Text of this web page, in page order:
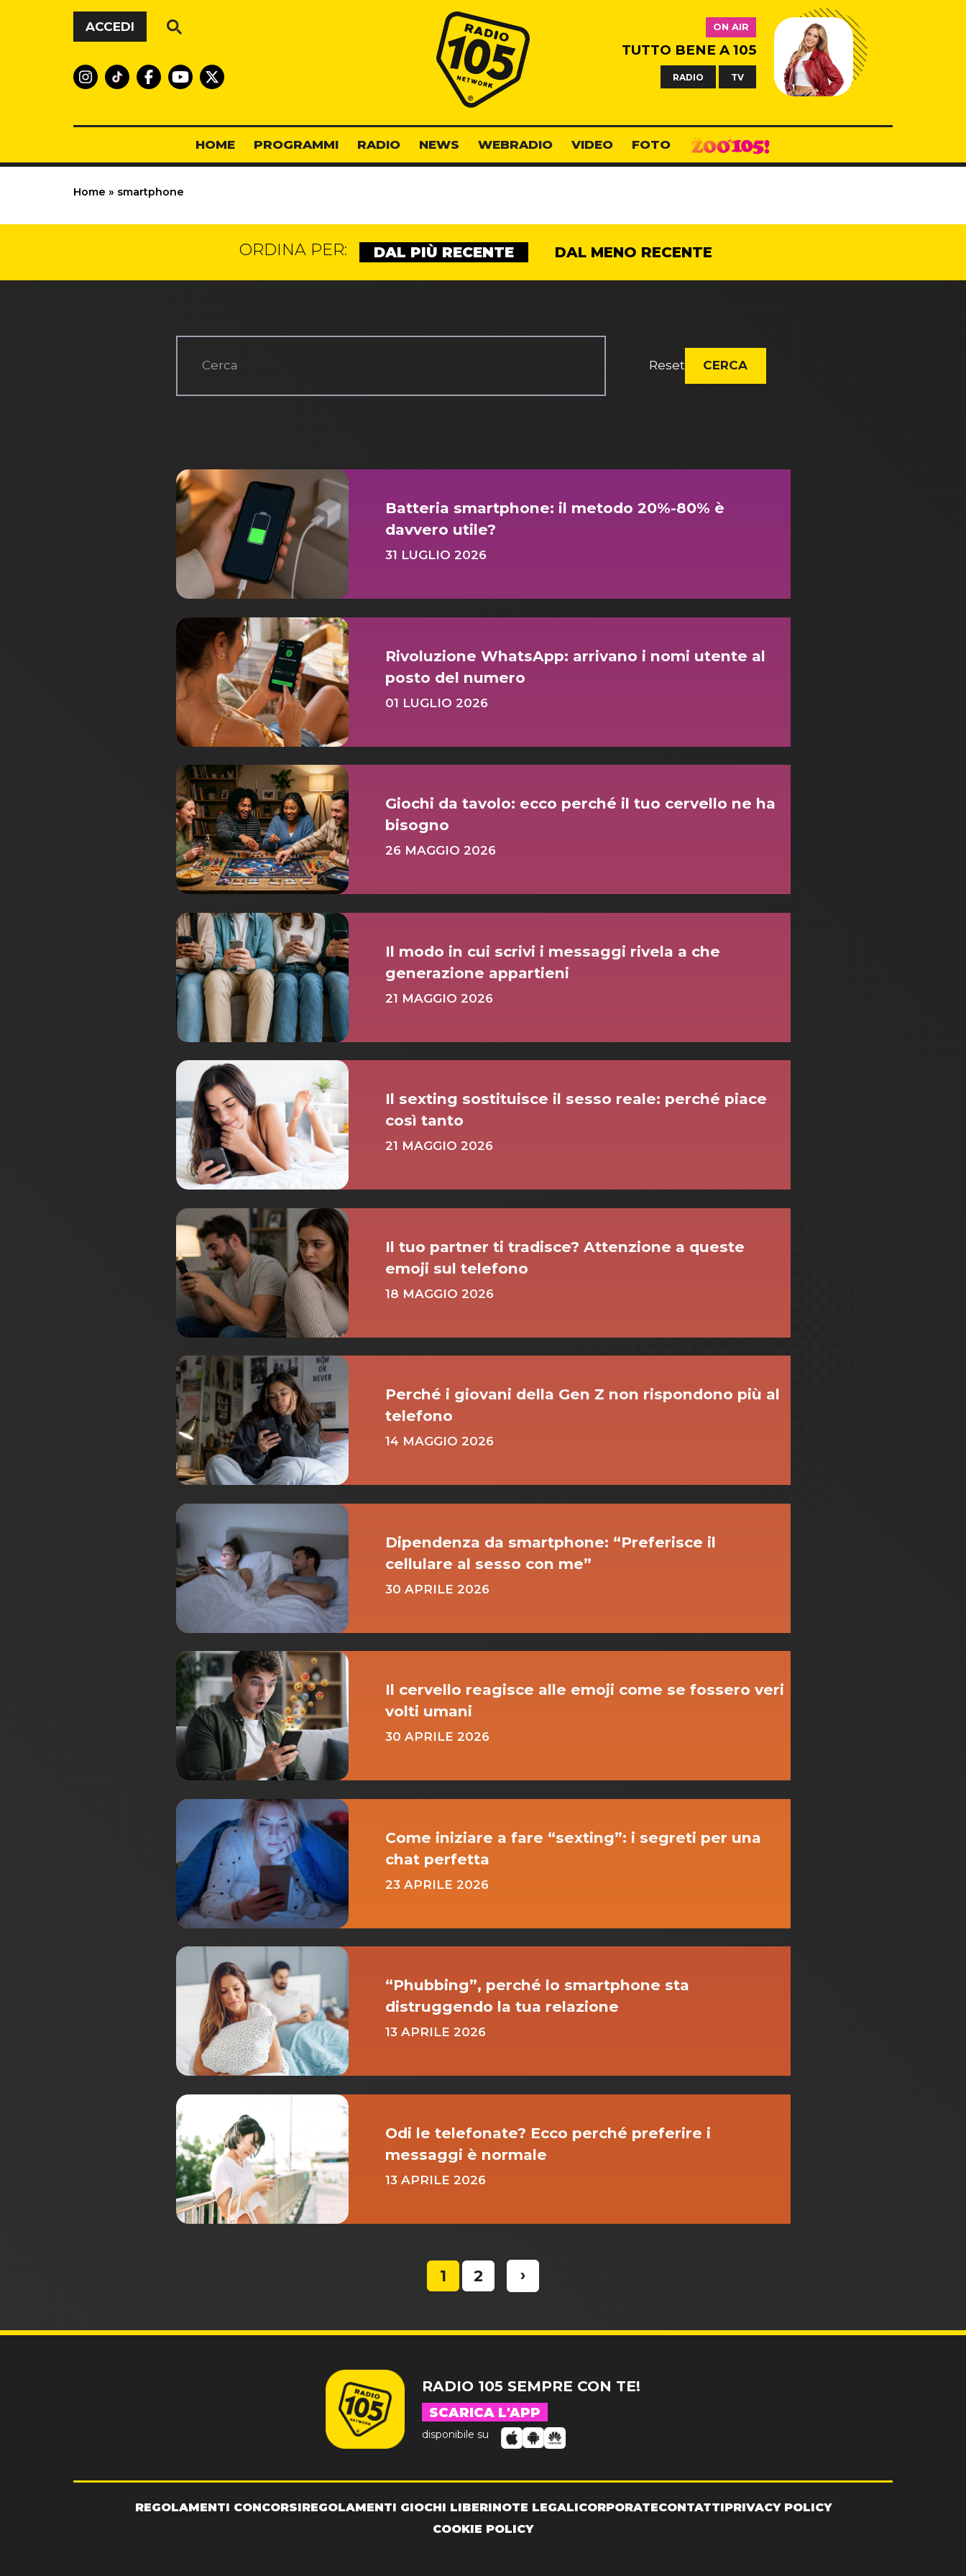
Vai al contenuto
ACCEDI
Radio 105
ON AIR
TUTTO BENE A 105
RADIO TV
HOME PROGRAMMI RADIO NEWS WEBRADIO VIDEO FOTO
Home » smartphone
ORDINA PER: DAL PIÙ RECENTE DAL MENO RECENTE
Reset CERCA
Batteria smartphone: il metodo 20%-80% è
davvero utile?
31 LUGLIO 2026
Rivoluzione WhatsApp: arrivano i nomi utente al
posto del numero
01 LUGLIO 2026
Giochi da tavolo: ecco perché il tuo cervello ne ha
bisogno
26 MAGGIO 2026
Il modo in cui scrivi i messaggi rivela a che
generazione appartieni
21 MAGGIO 2026
Il sexting sostituisce il sesso reale: perché piace
così tanto
21 MAGGIO 2026
Il tuo partner ti tradisce? Attenzione a queste
emoji sul telefono
18 MAGGIO 2026
Perché i giovani della Gen Z non rispondono più al
telefono
14 MAGGIO 2026
Dipendenza da smartphone: “Preferisce il
cellulare al sesso con me”
30 APRILE 2026
Il cervello reagisce alle emoji come se fossero veri
volti umani
30 APRILE 2026
Come iniziare a fare “sexting”: i segreti per una
chat perfetta
23 APRILE 2026
“Phubbing”, perché lo smartphone sta
distruggendo la tua relazione
13 APRILE 2026
Odi le telefonate? Ecco perché preferire i
messaggi è normale
13 APRILE 2026
1 2 ›
RADIO 105 SEMPRE CON TE!
SCARICA L'APP
disponibile su
REGOLAMENTI CONCORSIREGOLAMENTI GIOCHI LIBERINOTE LEGALICORPORATECONTATTIPRIVACY POLICY
COOKIE POLICY